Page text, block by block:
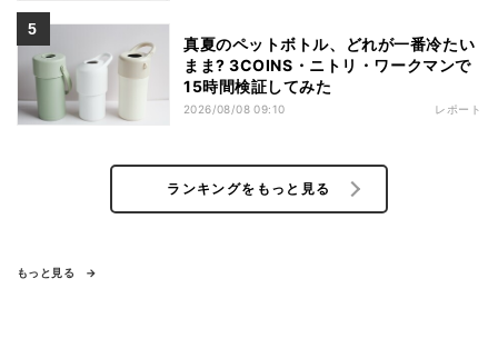
真夏のペットボトル、どれが一番冷たい
まま? 3COINS・ニトリ・ワークマンで
15時間検証してみた
2026/08/08 09:10 レポート
ランキングをもっと見る
もっと見る